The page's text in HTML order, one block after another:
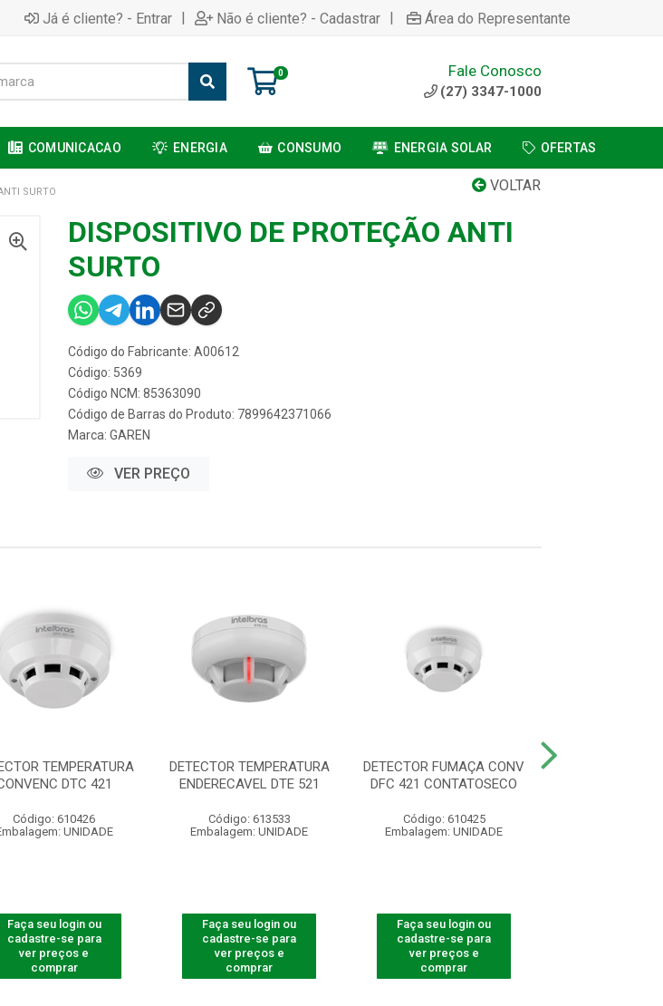
Já é cliente? - Entrar | Não é cliente? - Cadastrar | Área do Representante
0 Fale Conosco
(27) 3347-1000
COMUNICACAO ENERGIA CONSUMO ENERGIA SOLAR OFERTAS
VOLTAR
SURTO
DISPOSITIVO DE PROTEÇÃO ANTI
SURTO
Código do Fabricante: A00612
Código: 5369
Código NCM: 85363090
Código de Barras do Produto: 7899642371066
Marca: GAREN
VER PREÇO
TEMPERATURA
DTC 421
Código: 610426
UNIDADE
Faça seu login ou
cadastre-se para
ver preços e
comprar
DETECTOR TEMPERATURA
ENDERECAVEL DTE 521
Código: 613533
Embalagem: UNIDADE
Faça seu login ou
cadastre-se para
ver preços e
comprar
DETECTOR FUMAÇA CONV
DFC 421 CONTATOSECO
Código: 610425
Embalagem: UNIDADE
Faça seu login ou
cadastre-se para
ver preços e
comprar